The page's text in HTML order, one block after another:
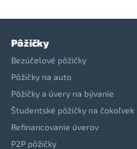
Pôžičky
Bezúčelové pôžičky
Pôžičky na auto
Pôžičky a úvery na bývanie
Študentské pôžičky na čokoľvek
Refinancovanie úverov
P2P pôžičky